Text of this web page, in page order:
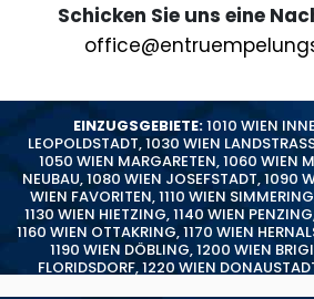
Schicken Sie uns eine
EINZUGSGEBIETE:1010 WIEN
LEOPOLDSTADT,1030 WIEN
1050 WIEN MARGARETEN,1060 WIEN
NEUBAU,1080 WIEN JOSEFSTADT,1090
WIEN FAVORITEN,1110 WIEN SIMMERING
1130 WIEN HIETZING,1140 WIEN PENZING
1160 WIEN OTTAKRING,1170 WIEN
1190 WIEN DÖBLING,1200 WIEN
FLORIDSDORF,1220 WIEN